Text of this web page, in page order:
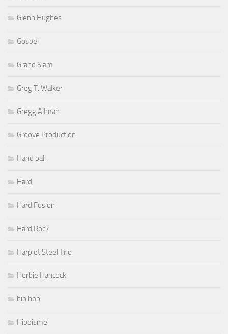
Glenn Hughes
Gospel
Grand Slam
Greg T. Walker
Gregg Allman
Groove Production
Hand ball
Hard
Hard Fusion
Hard Rock
Harp et Steel Trio
Herbie Hancock
hip hop
Hippisme